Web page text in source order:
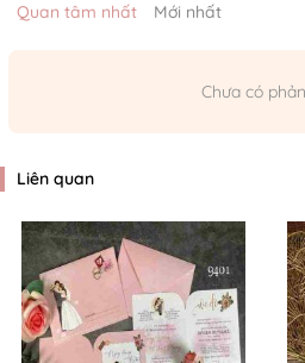
Quan tâm nhất Mới nhất
Chưa có
Liên quan